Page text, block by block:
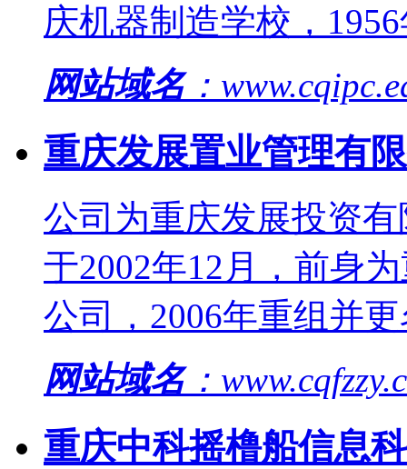
庆机器制造学校，
网站域名：
重庆发展置业管理有
公司为重庆发展投资
于2002年12月，前身
公司，2006年重组并
网站域名：
重庆中科摇橹船信息